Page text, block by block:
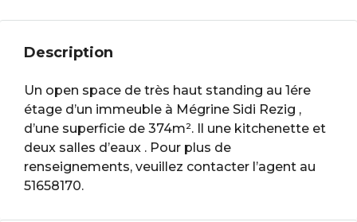
Description
Un open space de très haut standing au 1ére
étage d’un immeuble à Mégrine Sidi Rezig ,
d’une superficie de 374m². Il une kitchenette et
deux salles d’eaux . Pour plus de
renseignements, veuillez contacter l’agent au
51658170.